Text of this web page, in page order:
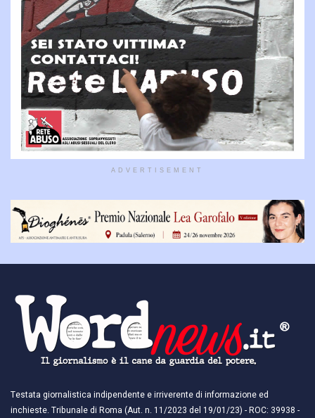
ADVERTISEMENT
Testata giornalistica indipendente e irriverente di informazione ed
inchieste. Tribunale di Roma (Aut. n. 11/2023 del 19/01/23) - ROC: 39938 -